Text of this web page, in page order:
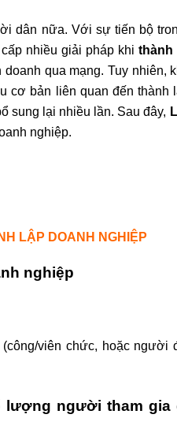
dân nữa. Với sự tiến bộ
nhiều giải pháp khi thành
qua mạng. Tuy nhiên,
cơ bản liên quan đến thành
sung lại nhiều lần. Sau đây,
nghiệp.
LẬP DOANH NGHIỆP
nghiệp
(công/viên chức, hoặc người
lượng người tham gia